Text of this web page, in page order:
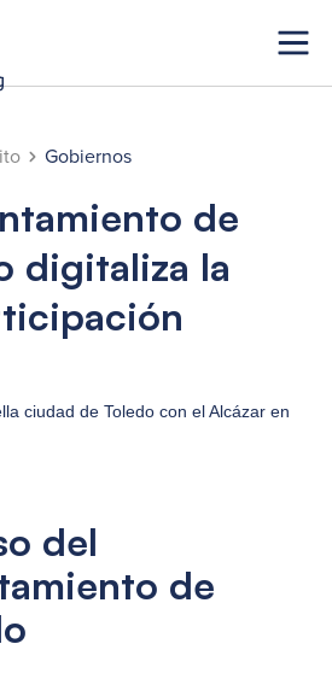
Gobiernos
de
digitaliza la
del
de